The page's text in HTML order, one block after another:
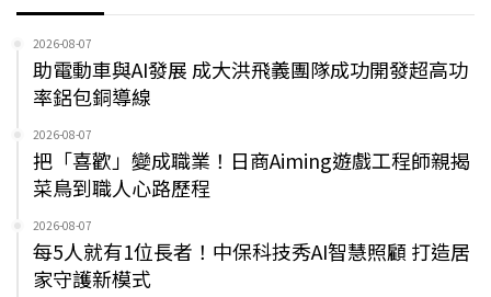
2026-08-07
助電動車與AI發展 成大洪飛義團隊成功開發超高功
率鋁包銅導線
2026-08-07
把「喜歡」變成職業！日商Aiming遊戲工程師親揭
菜鳥到職人心路歷程
2026-08-07
每5人就有1位長者！中保科技秀AI智慧照顧 打造居
家守護新模式